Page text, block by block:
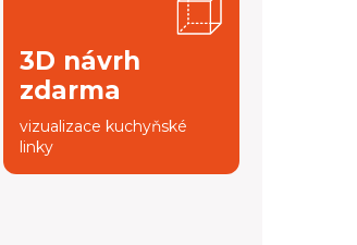
3D návrh
zdarma
vizualizace kuchyňské
linky